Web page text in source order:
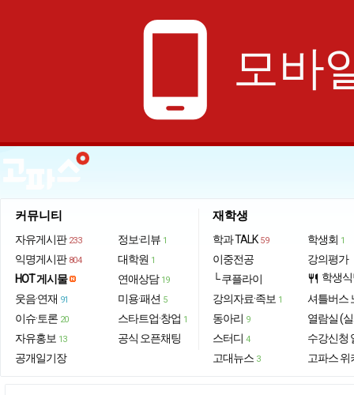
phone_android 모바
커뮤니티
자유게시판 233
익명게시판 804
HOT 게시물
웃음·연재 91
이슈·토론 20
자유홍보 13
공개일기장
정보·리뷰 1
대학원 1
연애상담 19
미용·패션 5
스타트업·창업 1
공식 오픈채팅
재학생
학과 TALK 59
이중전공
└ 쿠플라이
강의자료·족보 1
동아리 9
스터디 4
고대뉴스 3
학생회 1
강의평가
restaurant 학생
셔틀버스
열람실 (
수강신청
고파스 위